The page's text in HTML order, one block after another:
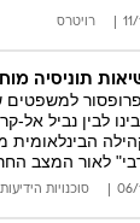
רויטרס
תוניסיה
למשפטים
לבין נביל
לאור המצב
סוכנויות הידיעות